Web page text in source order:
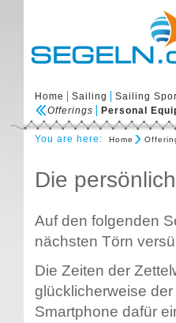
Home Sailing Sailing
Offerings
Personal
You are here: Home
Die
Auf den folgenden
nächsten Törn
Die Zeiten der
glücklicherweise
Smartphone dafür